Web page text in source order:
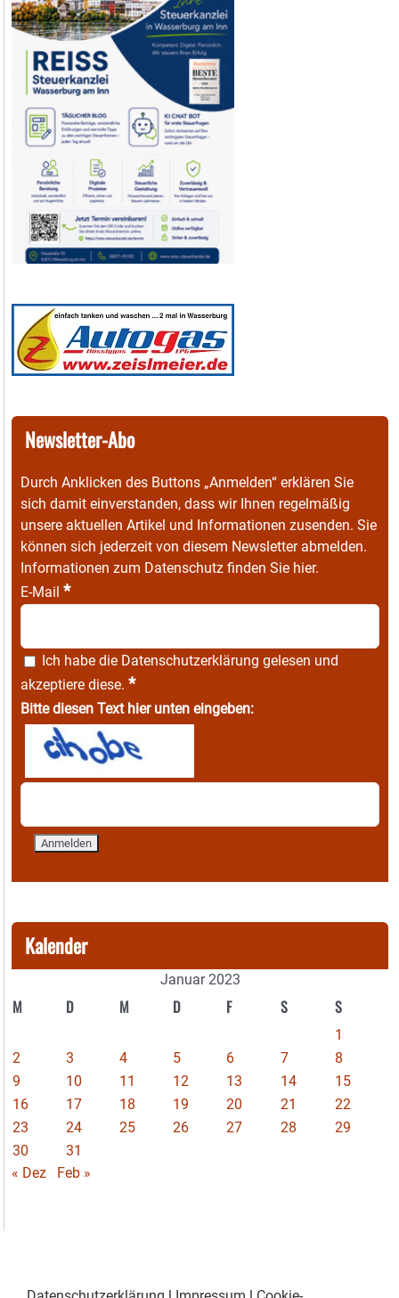
Newsletter-Abo
Durch Anklicken des Buttons „Anmelden“ erklären Sie
sich damit einverstanden, dass wir Ihnen regelmäßig
unsere aktuellen Artikel und Informationen zusenden. Sie
können sich jederzeit von diesem Newsletter abmelden.
Informationen zum Datenschutz finden Sie hier.
E-Mail *
Ich habe die Datenschutzerklärung gelesen und
akzeptiere diese. *
Bitte diesen Text hier unten eingeben:
Kalender
Januar 2023
M D M D F S S
1
2
3 4 5 6 7
8
9
10 11 12 13 14
15
16
17 18 19 20 21
22
23
24 25 26 27 28
29
30
31
« Dez
Feb »